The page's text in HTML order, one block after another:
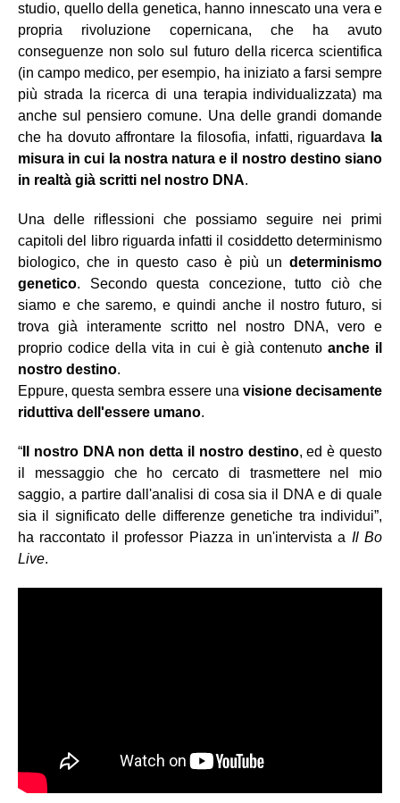
studio, quello della genetica, hanno innescato una vera e
propria rivoluzione copernicana, che ha avuto
conseguenze non solo sul futuro della ricerca scientifica
(in campo medico, per esempio, ha iniziato a farsi sempre
più strada la ricerca di una terapia individualizzata) ma
anche sul pensiero comune. Una delle grandi domande
che ha dovuto affrontare la filosofia, infatti, riguardava
la
misura in cui la nostra natura e il nostro destino siano
in realtà già scritti nel nostro DNA.
Una delle riflessioni che possiamo seguire nei primi
capitoli del libro riguarda infatti il cosiddetto determinismo
biologico, che in questo caso è più un determinismo
genetico. Secondo questa concezione, tutto ciò che
siamo e che saremo, e quindi anche il nostro futuro, si
trova già interamente scritto nel nostro DNA, vero e
proprio codice della vita in cui è già contenuto anche il
nostro destino.
Eppure, questa sembra essere una visione decisamente
riduttiva dell'essere umano.
“ Il nostro DNA non detta il nostro destino, ed è questo
il messaggio che ho cercato di trasmettere nel mio
saggio, a partire dall'analisi di cosa sia il DNA e di quale
sia il significato delle differenze genetiche tra individui”,
ha raccontato il professor Piazza in un'intervista a Il Bo
Live.